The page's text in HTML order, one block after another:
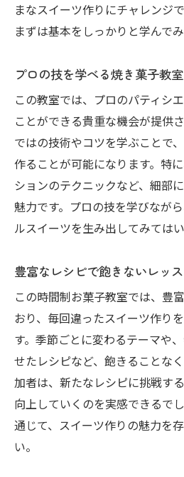
まなスイーツ作りにチャレンジ
まずは基本をしっかりと学んでみ
プロの技を学べる焼き菓子教室
この教室では、プロのパティシ
ことができる貴重な機会が提供
ではの技術やコツを学ぶことで
作ることが可能になります。特
ションのテクニックなど、細部
魅力です。プロの技を学びなが
ルスイーツを生み出してみては
豊富なレシピで飽きないレッ
この時間制お菓子教室では、豊
おり、毎回違ったスイーツ作り
す。季節ごとに変わるテーマや
せたレシピなど、飽きることな
加者は、新たなレシピに挑戦す
向上していくのを実感できるで
通じて、スイーツ作りの魅力を
い。